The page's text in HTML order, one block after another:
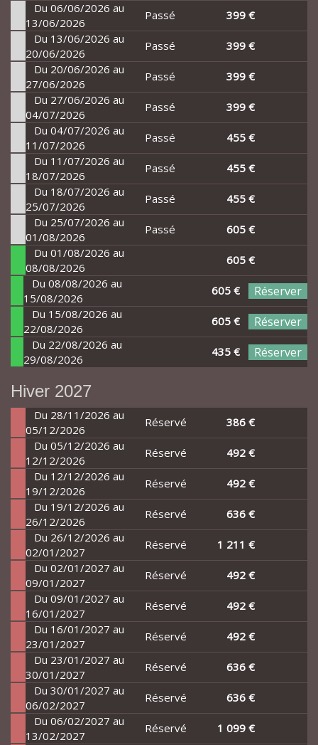
Du 06/06/2026 au
13/06/2026
Passé
399 €
Du 13/06/2026 au
20/06/2026
Passé
399 €
Du 20/06/2026 au
27/06/2026
Passé
399 €
Du 27/06/2026 au
04/07/2026
Passé
399 €
Du 04/07/2026 au
11/07/2026
Passé
455 €
Du 11/07/2026 au
18/07/2026
Passé
455 €
Du 18/07/2026 au
25/07/2026
Passé
455 €
Du 25/07/2026 au
01/08/2026
Passé
605 €
Du 01/08/2026 au
08/08/2026
605 €
Du 08/08/2026 au
15/08/2026
605 € Réserver
Du 15/08/2026 au
22/08/2026
605 € Réserver
Du 22/08/2026 au
29/08/2026
435 € Réserver
Hiver 2027
Du 28/11/2026 au
05/12/2026
Réservé
386 €
Du 05/12/2026 au
12/12/2026
Réservé
492 €
Du 12/12/2026 au
19/12/2026
Réservé
492 €
Du 19/12/2026 au
26/12/2026
Réservé
636 €
Du 26/12/2026 au
02/01/2027
Réservé
1 211 €
Du 02/01/2027 au
09/01/2027
Réservé
492 €
Du 09/01/2027 au
16/01/2027
Réservé
492 €
Du 16/01/2027 au
23/01/2027
Réservé
492 €
Du 23/01/2027 au
30/01/2027
Réservé
636 €
Du 30/01/2027 au
06/02/2027
Réservé
636 €
Du 06/02/2027 au
13/02/2027
Réservé
1 099 €